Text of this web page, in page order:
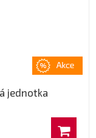
jednotka